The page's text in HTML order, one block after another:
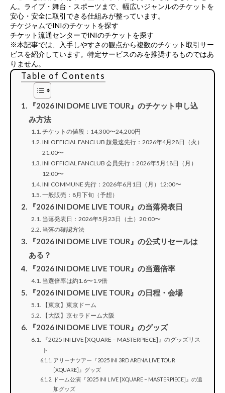
ん。ライブ・舞台・スポーツまで、幅広いジャンルのチケットを
安心・安全に取引できる仕組みが整っています。
チケジャムでINIのチケットを探す
チケット流通センターでINIのチケットを探す
※本記事では、入手しやすさの観点から複数のチケット取引サー
ビスを紹介しています。特定サービスのみを推奨するものではあ
りません。
Table of Contents
『2026 INI DOME LIVE TOUR』のチケット申し込
み方法
チケットの値段：14,300〜24,200円
INI OFFICIAL FANCLUB 超最速先行：2026年4月28日（火）
21:00〜
INI OFFICIAL FANCLUB 会員先行：2026年5月18日（月）
12:00〜
INI COMMUNE 先行：2026年6月1日（月）12:00〜
一般販売：8月下旬（予想）
『2026 INI DOME LIVE TOUR』の当落発表日
当落発表日：2026年5月23日（土）20:00〜
当落の確認方法
『2026 INI DOME LIVE TOUR』の公式リセールは
ある？
『2026 INI DOME LIVE TOUR』の当選倍率
当選倍率は約1.6〜1.9倍
『2026 INI DOME LIVE TOUR』の日程・会場
【東京】東京ドーム
【大阪】京セラドーム大阪
『2026 INI DOME LIVE TOUR』のグッズ
『2025 INI LIVE [XQUARE – MASTERPIECE]』のグッズリス
ト
アリーナツアー『2025 INI 3RD ARENA LIVE TOUR
[XQUARE]』グッズ
ドーム公演『2025 INI LIVE [XQUARE – MASTERPIECE]』の追
加グッズ